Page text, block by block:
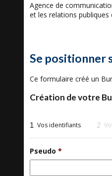
Agence de
et les relations
Se positionner
Ce formulaire créé un
Création de votre
1 Vos identifiants 2
Pseudo *